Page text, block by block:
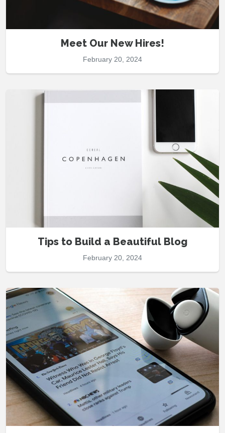
Meet Our New Hires!
February 20, 2024
Tips to Build a Beautiful Blog
February 20, 2024